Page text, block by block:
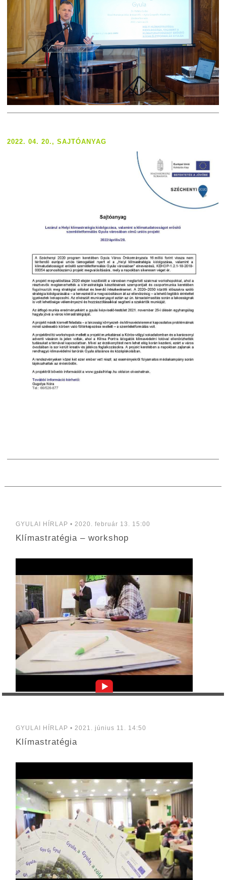
2022. 04. 20., SAJTÓANYAG
GYULAI HÍRLAP • 2020. február 13. 15:00
Klímastratégia – workshop
GYULAI HÍRLAP • 2021. június 11. 14:50
Klímastratégia